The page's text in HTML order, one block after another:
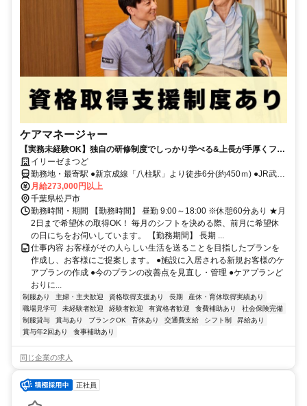
ケアマネージャー
【実務未経験OK】独自の研修制度でしっかり学べる&上長が手厚くフォ
ローします！
イリーゼまつど
勤務地・最寄駅 ●新京成線「八柱駅」より徒歩6分(約450ｍ) ●JR武蔵
野線「新八柱駅」より徒歩6分(約450ｍ) ※車通勤OK
月給273,000円以上
千葉県松戸市
勤務時間・期間 【勤務時間】 昼勤 9:00～18:00 ※休憩60分あり ★月
2日まで希望休の取得OK！ 毎月のシフトを決める際、前月に希望休
の日にちをお伺いしています。 【勤務期間】 長期 ...
仕事内容 お客様がその人らしい生活を送ることを目指したプランを
作成し、お客様にご提案します。 ●施設に入居される新規お客様のケ
アプランの作成 ●今のプランの改善点を見直し・管理 ●ケアプランど
おりに...
制服あり 主婦・主夫歓迎 資格取得支援あり 長期
産休・育休取得実績あり
職場見学可
未経験者歓迎 経験者歓迎 有資格者歓迎 食費補助あり
社会保険完備
制服貸与
賞与あり ブランクOK 育休あり 交通費支給 シフト制
昇給あり
賞与年2回あり
食事補助あり
同じ企業の求人
正社員